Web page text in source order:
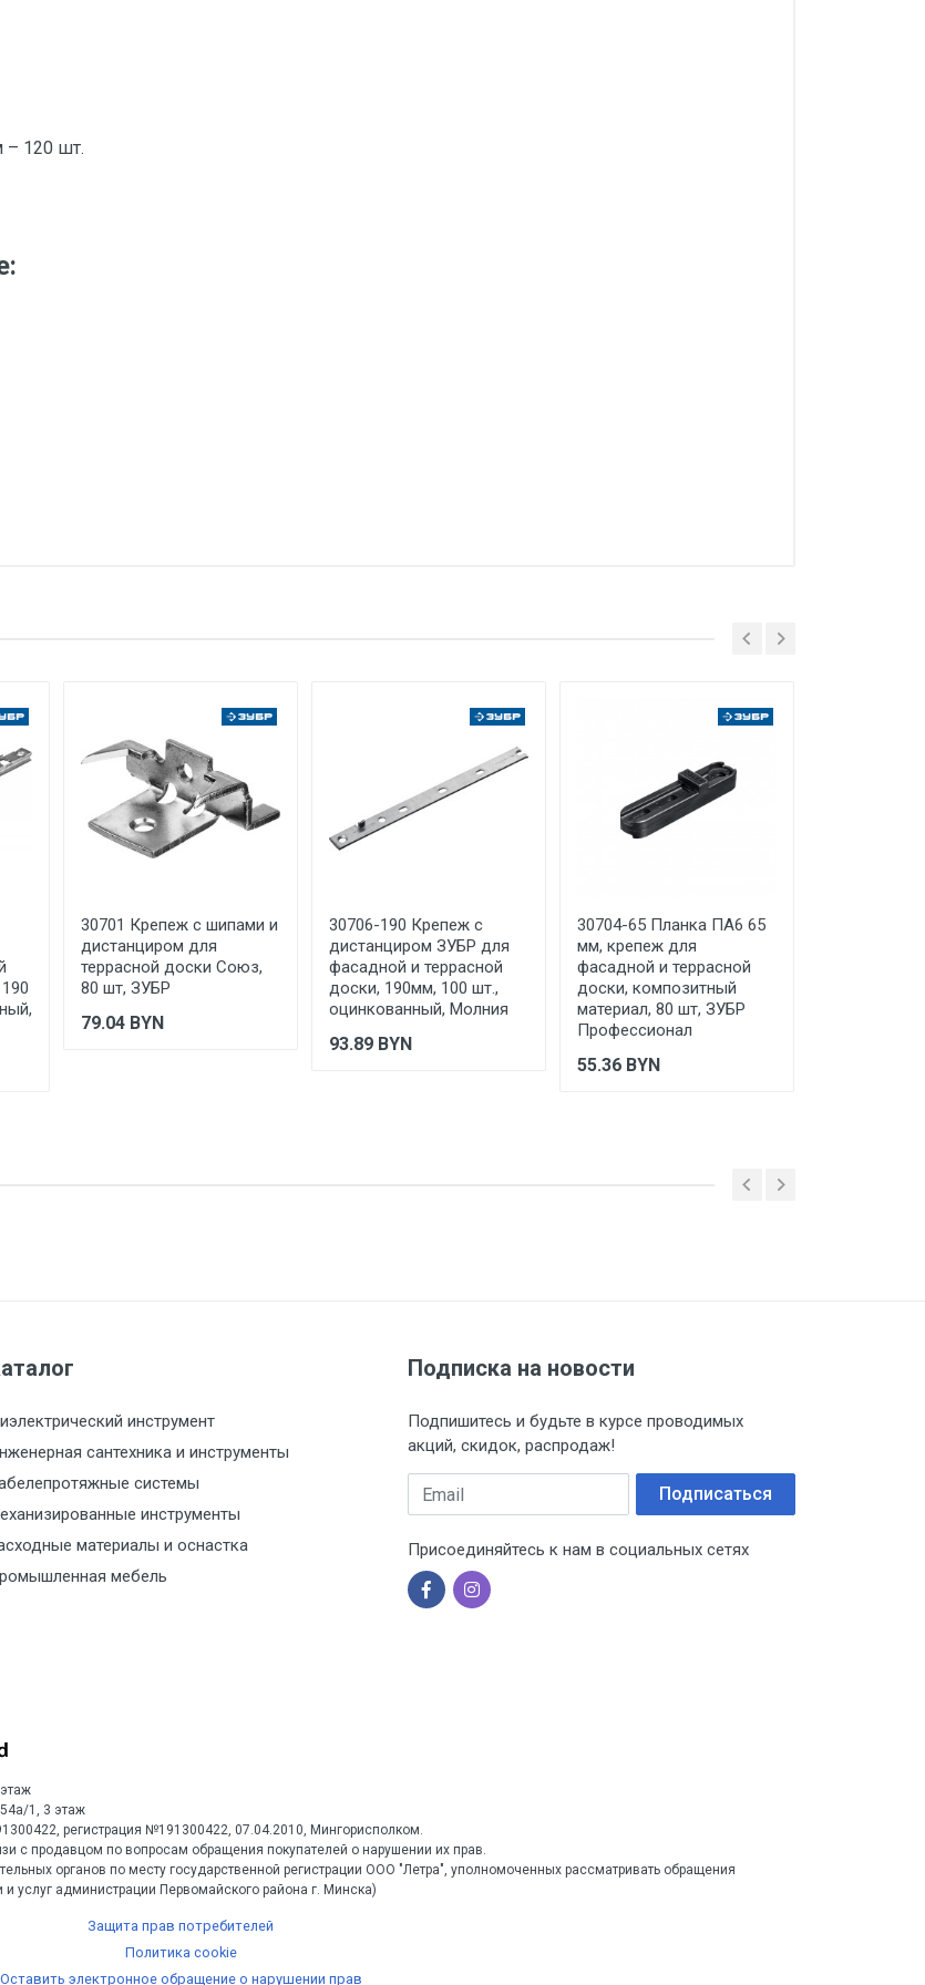
120 шт.
упаковке / в паспорте товара
на упаковке / в паспорте товара
упаковке / в паспорте товара
требованиям технических регламентов ТР ТС (ЕАЭС). Сведения о номере
Беларусь, г. Минск, ул. Ф.Скорины, 54а/1, офис 34
30701 Крепеж с шипами и
дистанциром для
террасной доски Союз,
80 шт, ЗУБР
79.04 BYN
30706-190 Крепеж с
дистанциром ЗУБР для
фасадной и террасной
доски, 190мм, 100 шт.,
оцинкованный, Молния
93.89 BYN
30704-65 Планка ПА6 65
мм, крепеж для
фасадной и террасной
доски, композитный
материал, 80 шт, ЗУБР
Профессионал
55.36 BYN
инструмент
сантехника и инструменты
системы
инструменты
материалы и оснастка
мебель
Подписка на новости
Подпишитесь и будьте в курсе проводимых
акций, скидок, распродаж!
Email Подписаться
Присоединяйтесь к нам в социальных сетях
1, 3 этаж
регистрация №191300422, 07.04.2010, Мингорисполком.
с продавцом по вопросам обращения покупателей о нарушении их прав.
органов по месту государственной регистрации ООО "Летра", уполномоченных рассматривать обращения
и услуг администрации Первомайского района г. Минска)
Защита прав потребителей
Политика cookie
Оставить электронное обращение о нарушении прав